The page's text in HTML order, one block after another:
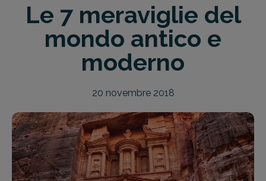
Le 7 meraviglie del
mondo antico e
moderno
20 novembre 2018